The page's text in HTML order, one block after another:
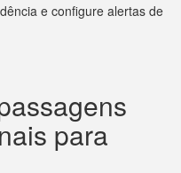
e configure alertas de
para